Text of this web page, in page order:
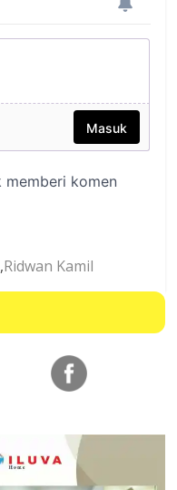
,Ridwan Kamil